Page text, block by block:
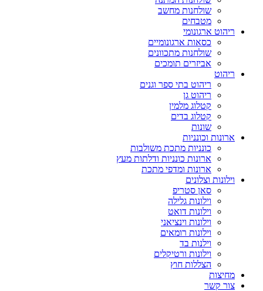
שולחנות מחשב
מטבחים
ריהוט ארגונומי
כסאות ארגונומיים
שולחנות מתכוונים
אביזרים תומכים
ריהוט
ריהוט בתי ספר וגנים
ריהוט גן
קטלוג מלמין
קטלוג בדים
שונות
ארונות וכונניות
כונניות מתכת משולבות
ארונות כונניות ודלתות מעץ
ארונות ומדפי מתכת
וילונות וצלונים
סאן סטריפ
וילונות גלילה
וילונות דואט
וילונות וינציאני
וילונות רומאים
וילנות בד
וילונות ורטיקלים
הצללות חוץ
מחיצות
צור קשר